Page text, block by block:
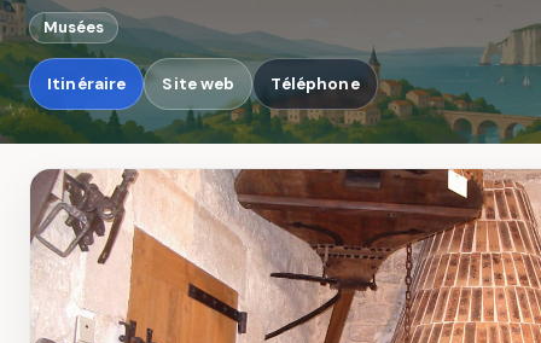
Musées
Itinéraire Site web Téléphone